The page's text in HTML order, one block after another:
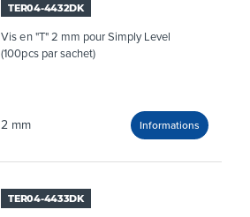
TER04-4432DK
Vis en "T" 2 mm pour Simply Level
(100pcs par sachet)
2 mm
TER04-4433DK